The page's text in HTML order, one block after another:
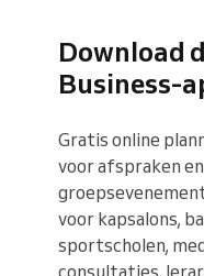
Download
Business-
Gratis online
voor afspraken en
voor kapsalons,
sportscholen,
consultaties,